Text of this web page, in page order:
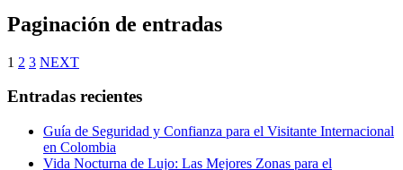
Paginación de entradas
1 2 3 NEXT
Entradas recientes
Guía de Seguridad y Confianza para el Visitante Internacional
en Colombia
Vida Nocturna de Lujo: Las Mejores Zonas para el